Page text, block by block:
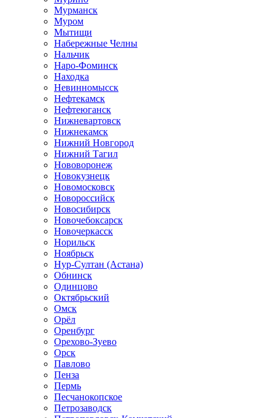
Мурманск
Муром
Мытищи
Набережные Челны
Нальчик
Наро-Фоминск
Находка
Невинномысск
Нефтекамск
Нефтеюганск
Нижневартовск
Нижнекамск
Нижний Новгород
Нижний Тагил
Нововоронеж
Новокузнецк
Новомосковск
Новороссийск
Новосибирск
Новочебоксарск
Новочеркасск
Норильск
Ноябрьск
Нур-Султан (Астана)
Обнинск
Одинцово
Октябрьский
Омск
Орёл
Оренбург
Орехово-Зуево
Орск
Павлово
Пенза
Пермь
Песчанокопское
Петрозаводск